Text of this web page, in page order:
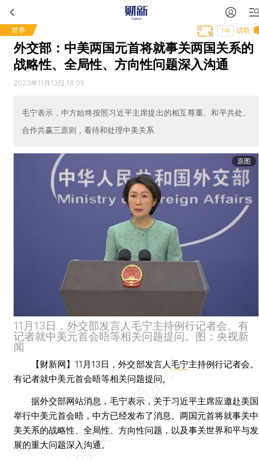
世界 试听
T中
外交部：中美两国元首将就事关两国关系的
战略性、全局性、方向性问题深入沟通
2023年11月13日 18:05
毛宁表示，中方始终按照习近平主席提出的相互尊重、和平共处、
合作共赢三原则，看待和处理中美关系
原图
11月13日，外交部发言人毛宁主持例行记者会。有
记者就中美元首会晤等相关问题提问。图：央视新
闻
【财新网】 11月13日，外交部发言人毛宁主持例行记者会。
有记者就中美元首会晤等相关问题提问。
据外交部网站消息，毛宁表示，关于习近平主席应邀赴美国
举行中美元首会晤，中方已经发布了消息。两国元首将就事关中
美关系的战略性、全局性、方向性问题，以及事关世界和平与发
展的重大问题深入沟通。